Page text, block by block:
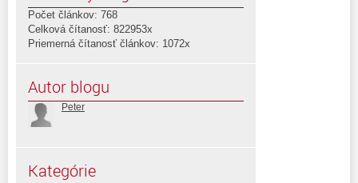
Počet článkov: 768
Celková čítanosť: 822953x
Priemerná čítanosť článkov: 1072x
Autor blogu
Peter
Kategórie